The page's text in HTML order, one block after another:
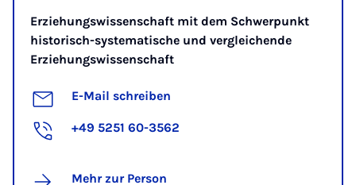
Erziehungswissenschaft mit dem Schwerpunkt
historisch-systematische und vergleichende
Erziehungswissenschaft
E-Mail schreiben
+49 5251 60-3562
Mehr zur Person